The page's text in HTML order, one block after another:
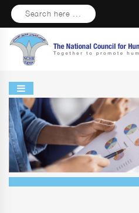
Search here ...